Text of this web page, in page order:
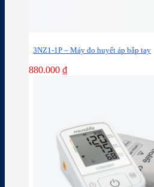
3NZ1-1P – Máy đo huyết áp bắp tay
880.000 ₫